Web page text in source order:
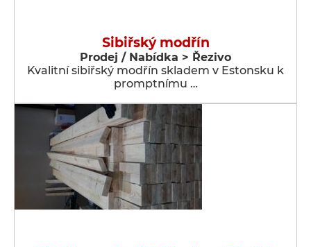
Sibiřský modřín
Prodej / Nabídka > Řezivo
Kvalitní sibiřský modřín skladem v Estonsku k
promptnímu …